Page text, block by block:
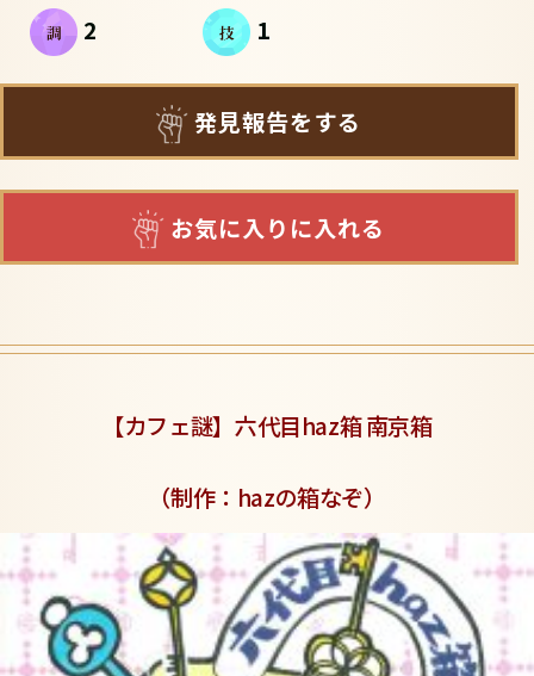
2 1
発見報告をする
お気に入りに入れる
【カフェ謎】六代目haz箱 南京箱
（制作：hazの箱なぞ）